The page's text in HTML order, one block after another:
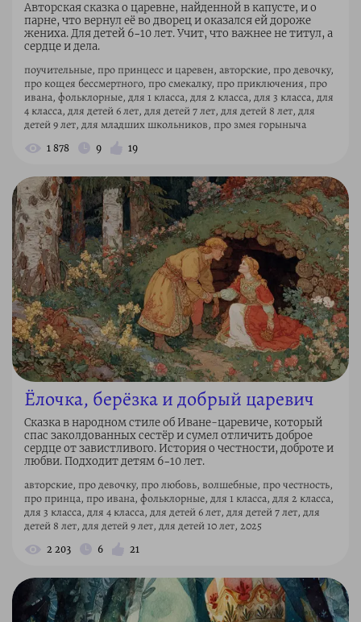
Авторская сказка о царевне, найденной в капусте, и о
парне, что вернул её во дворец и оказался ей дороже
жениха. Для детей 6–10 лет. Учит, что важнее не титул, а
сердце и дела.
поучительные, про принцесс и царевен, авторские, про девочку,
про кощея бессмертного, про смекалку, про приключения, про
ивана, фольклорные, для 1 класса, для 2 класса, для 3 класса, для
4 класса, для детей 6 лет, для детей 7 лет, для детей 8 лет, для
детей 9 лет, для младших школьников, про змея горыныча
1 878 9 19
Ёлочка, берёзка и добрый царевич
Сказка в народном стиле об Иване-царевиче, который
спас заколдованных сестёр и сумел отличить доброе
сердце от завистливого. История о честности, доброте и
любви. Подходит детям 6–10 лет.
авторские, про девочку, про любовь, волшебные, про честность,
про принца, про ивана, фольклорные, для 1 класса, для 2 класса,
для 3 класса, для 4 класса, для детей 6 лет, для детей 7 лет, для
детей 8 лет, для детей 9 лет, для детей 10 лет, 2025
2 203 6 21